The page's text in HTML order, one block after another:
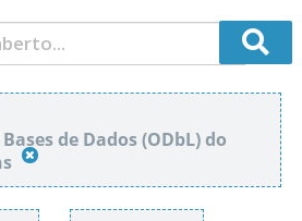
de Dados (ODbL) do